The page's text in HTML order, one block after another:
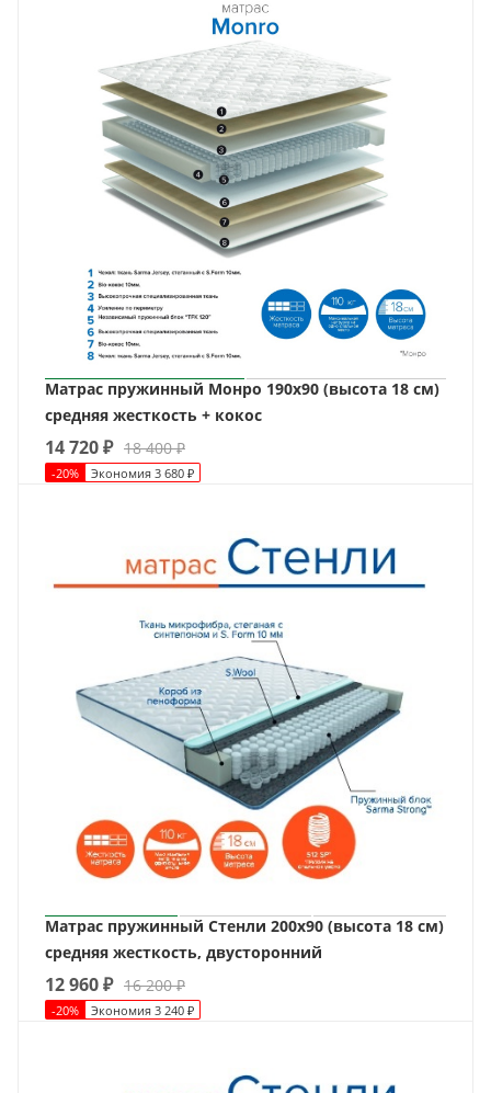
Матрас пружинный Монро 190х90 (высота 18 см)
средняя жесткость + кокос
14 720₽ 18 400₽
-20% Экономия 3 680 ₽
Матрас пружинный Стенли 200х90 (высота 18 см)
средняя жесткость, двусторонний
12 960₽ 16 200₽
-20% Экономия 3 240 ₽